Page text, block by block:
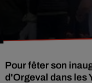
Pour fêter son
d'Orgeval dans les